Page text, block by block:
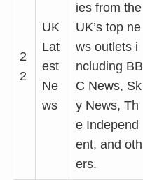
2
2
UK
Lat
est
Ne
ws
ies from the
UK’s top ne
ws outlets i
ncluding BB
C News, Sk
y News, Th
e Independ
ent, and oth
ers.